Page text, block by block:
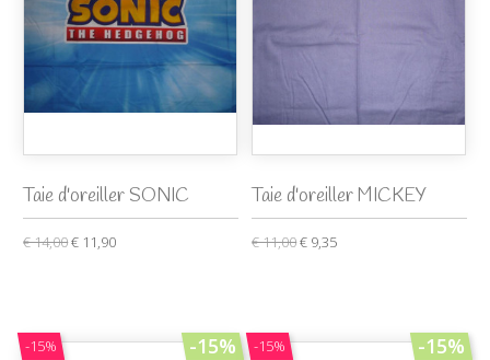
Taie d'oreiller SONIC
€ 14,00€ 11,90
Taie d'oreiller MICKEY
€ 11,00€ 9,35
-15% -15% -15% -15%